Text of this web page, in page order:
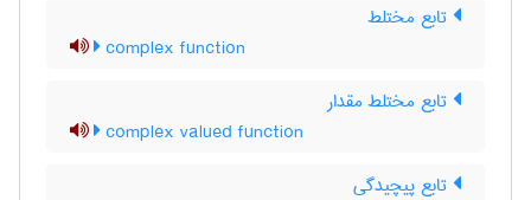
تابع مختلط
complex function
تابع مختلط مقدار
complex valued function
تابع پیچیدگی